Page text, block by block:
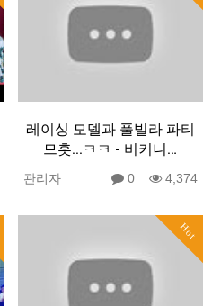
레이싱 모델과 풀빌라 파티
므흣...ㅋㅋ - 비키니…
관리자 0 4,374
Hot